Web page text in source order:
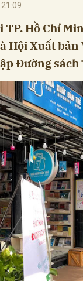
TP. Hồ Chí
Hội Xuất
Đường sách